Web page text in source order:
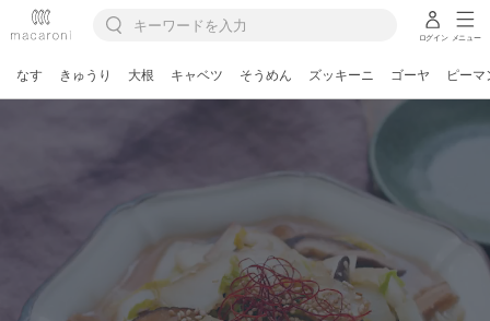
ログイン メニュー
なす きゅうり 大根 キャベツ そうめん ズッキーニ ゴーヤ ピーマ